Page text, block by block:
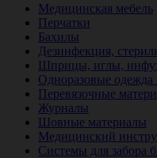
Медицинская мебель
Перчатки
Бахилы
Дезинфекция,
Шприцы, иглы,
Одноразовые одежда
Перевязочные
Журналы
Шовные материалы
Медицинский
Системы для забора